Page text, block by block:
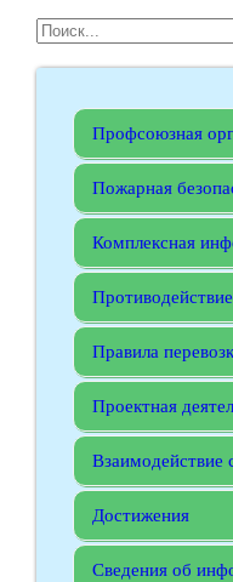
Профсоюзная
Пожарная
Комплексная
Правила
Проектная
Достижения
Сведения об